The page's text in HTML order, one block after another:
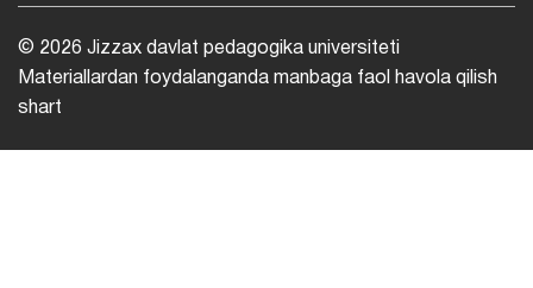
© 2026 Jizzax davlat pedagogika universiteti
Materiallardan foydalanganda manbaga faol havola qilish
shart